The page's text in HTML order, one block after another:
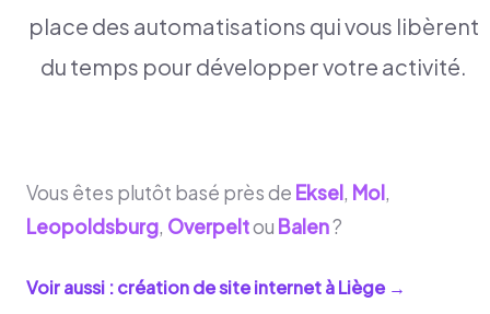
place des automatisations qui vous libèrent
du temps pour développer votre activité.
Vous êtes plutôt basé près de Eksel, Mol,
Leopoldsburg, Overpeltou Balen?
Voir aussi : création de site internet àLiège→